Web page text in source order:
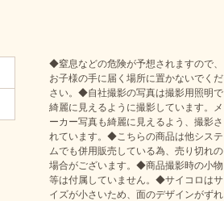
◆窒息などの危険が予想されますので、
お子様の手に届く場所に置かないでくだ
さい。◆自社撮影の写真は撮影用照明で
綺麗に見えるように撮影しています。メ
ーカー写真も綺麗に見えるよう、撮影さ
れています。◆こちらの商品は他システ
ムでも併用販売している為、売り切れの
場合がございます。◆商品撮影時の小物
等は付属していません。◆サイコロはサ
イズが小さいため、面のデザインがずれ